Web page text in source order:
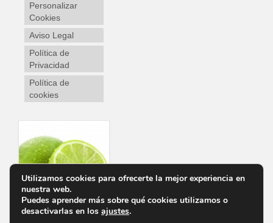
Personalizar
Cookies
Aviso Legal
Política de
Privacidad
Política de
cookies
Utilizamos cookies para ofrecerte la mejor experiencia en
nuestra web.
Puedes aprender más sobre qué cookies utilizamos o
desactivarlas en los ajustes.